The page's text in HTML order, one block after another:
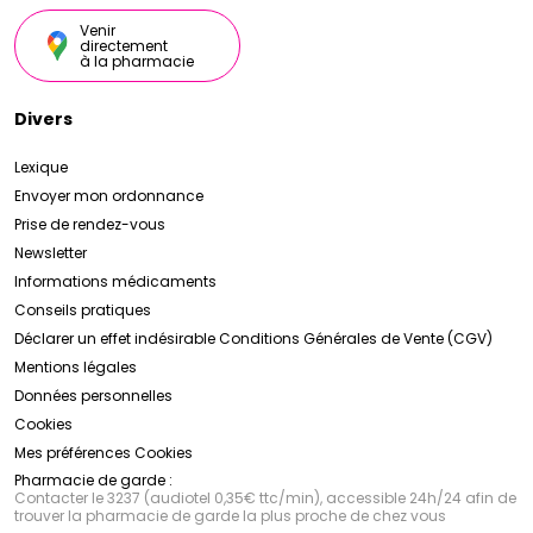
Venir
directement
à la pharmacie
Divers
Lexique
Envoyer mon ordonnance
Prise de rendez-vous
Newsletter
Informations médicaments
Conseils pratiques
Déclarer un effet indésirableConditions Générales de Vente (CGV)
Mentions légales
Données personnelles
Cookies
Mes préférences Cookies
Pharmacie de garde :
Contacter le 3237 (audiotel 0,35€ ttc/min), accessible 24h/24 afin de
trouver la pharmacie de garde la plus proche de chez vous